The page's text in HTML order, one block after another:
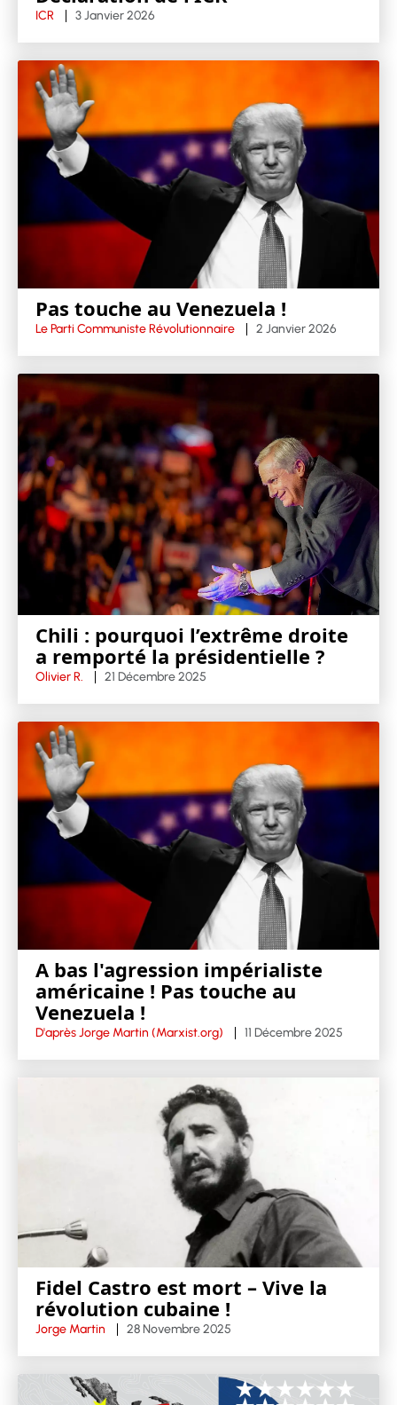
ICR 3 Janvier 2026
Pas touche au Venezuela !
Le Parti Communiste Révolutionnaire 2 Janvier 2026
Chili : pourquoi l’extrême droite
a remporté la présidentielle ?
Olivier R. 21 Décembre 2025
A bas l'agression impérialiste
américaine ! Pas touche au
Venezuela !
D'après Jorge Martin (Marxist.org) 11 Décembre 2025
Fidel Castro est mort – Vive la
révolution cubaine !
Jorge Martin 28 Novembre 2025